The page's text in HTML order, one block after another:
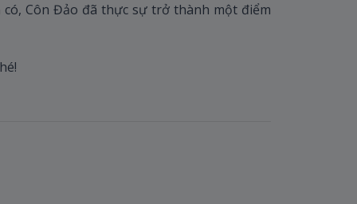
Côn Đảo đã thực sự trở thành một điểm